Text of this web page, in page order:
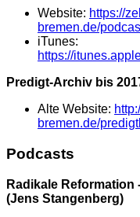
Website: https://
bremen.de/
iTunes:
https://
Predigt-Archiv bis
Alte Website:
bremen.de/
Podcasts
Radikale Reformation
(Jens Stangenberg)